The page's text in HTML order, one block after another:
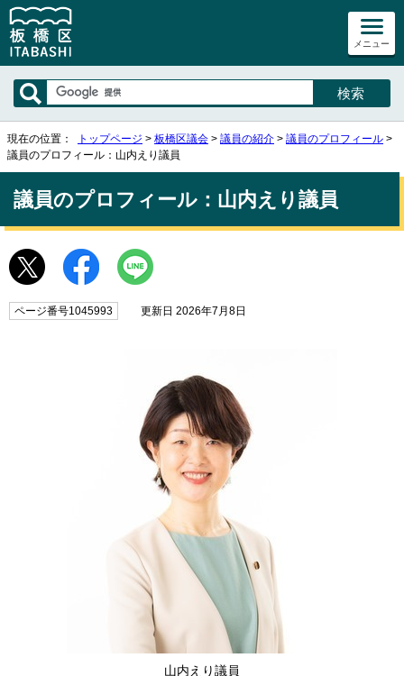
メニュー
現在の位置： トップページ > 板橋区議会 > 議員の紹介 > 議員のプロフィール >
議員のプロフィール：山内えり議員
議員のプロフィール：山内えり議員
ページ番号1045993 更新日 2026年7月8日
山内えり議員